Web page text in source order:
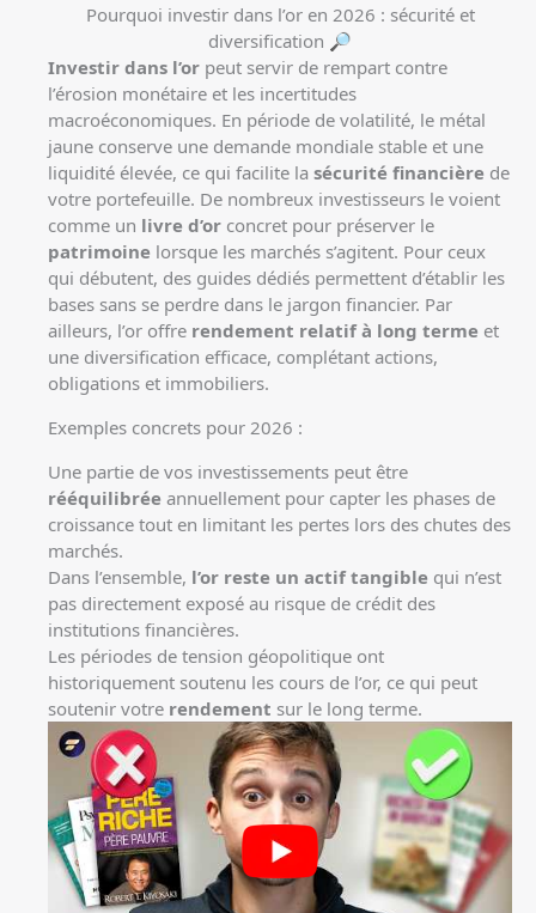
Pourquoi investir dans l’or en 2026 : sécurité et
diversification 🔎
Investir dans l’or peut servir de rempart contre
l’érosion monétaire et les incertitudes
macroéconomiques. En période de volatilité, le métal
jaune conserve une demande mondiale stable et une
liquidité élevée, ce qui facilite la sécurité financière de
votre portefeuille. De nombreux investisseurs le voient
comme un livre d’or concret pour préserver le
patrimoine lorsque les marchés s’agitent. Pour ceux
qui débutent, des guides dédiés permettent d’établir les
bases sans se perdre dans le jargon financier. Par
ailleurs, l’or offre rendement relatif à long terme et
une diversification efficace, complétant actions,
obligations et immobiliers.
Exemples concrets pour 2026 :
Une partie de vos investissements peut être
rééquilibrée annuellement pour capter les phases de
croissance tout en limitant les pertes lors des chutes des
marchés.
Dans l’ensemble, l’or reste un actif tangible qui n’est
pas directement exposé au risque de crédit des
institutions financières.
Les périodes de tension géopolitique ont
historiquement soutenu les cours de l’or, ce qui peut
soutenir votre rendement sur le long terme.